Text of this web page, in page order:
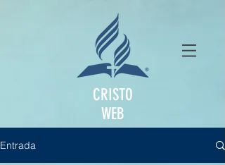
CRISTO
WEB
Entrada